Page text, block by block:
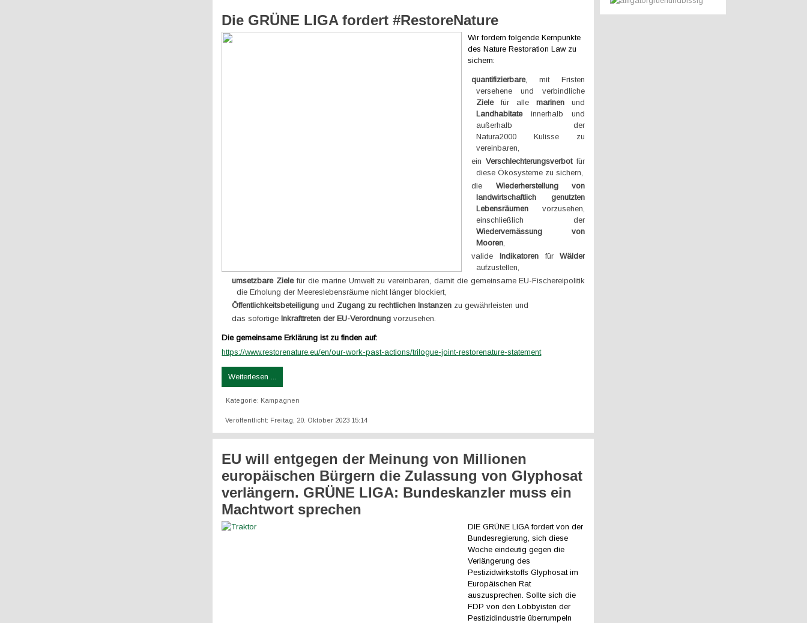
Die GRÜNE LIGA fordert #RestoreNature
Wir fordern folgende Kernpunkte
des Nature Restoration Law zu
sichern:
quantifizierbare, mit Fristen
versehene und verbindliche
Zielefür allemarinen und
Landhabitateinnerhalb und
außerhalb der
Natura2000 Kulisse zu
vereinbaren,
einVerschlechterungsverbotfür
diese Ökosysteme zu sichern,
die Wiederherstellung von
landwirtschaftlich genutzten
Lebensräumen vorzusehen,
einschließlich der
Wiedervernässung von
Mooren,
valide Indikatoren fürWälder
aufzustellen,
umsetzbare Zielefür die marine Umwelt zu vereinbaren, damit die gemeinsame EU-Fischereipolitik
die Erholung der Meereslebensräume nicht länger blockiert,
Öffentlichkeitsbeteiligung und Zugang zu rechtlichen Instanzen zu gewährleisten und
das sofortige Inkrafttreten der EU-Verordnung vorzusehen.
Die gemeinsame Erklärung ist zu finden auf:
https://www.restorenature.eu/en/our-work-past-actions/trilogue-joint-restorenature-statement
Weiterlesen ...
Kategorie: Kampagnen
Veröffentlicht: Freitag, 20. Oktober 2023 15:14
EU will entgegen der Meinung von Millionen
europäischen Bürgern die Zulassung von Glyphosat
verlängern. GRÜNE LIGA: Bundeskanzler muss ein
Machtwort sprechen
DIE GRÜNE LIGA fordert von der
Bundesregierung, sich diese
Woche eindeutig gegen die
Verlängerung des
Pestizidwirkstoffs Glyphosat im
Europäischen Rat
auszusprechen. Sollte sich die
FDP von den Lobbyisten der
Pestizidindustrie überrumpeln